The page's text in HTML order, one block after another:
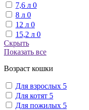
7,6 л 0
8 л 0
12 л 0
15,2 л 0
Скрыть
Показать все
Возраст кошки
Для взрослых 5
Для котят 5
Для пожилых 5